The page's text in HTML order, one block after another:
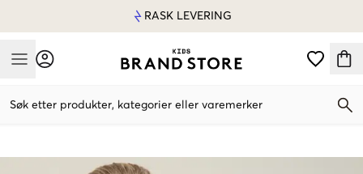
RASK LEVERING
Mobile Menu
Søk etter produkter, kategorier eller varemerker